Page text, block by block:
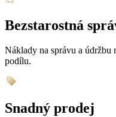
Bezstarostná
Náklady na správu a údržbu
podílu.
Snadný prodej